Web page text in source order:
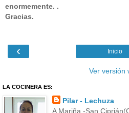
enormemente. .
Gracias.
‹ Inicio
Ver versión
LA COCINERA ES:
Pilar - Lechuza
A Mariña -San